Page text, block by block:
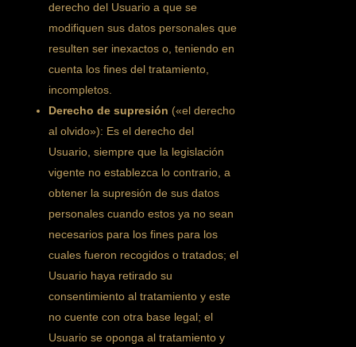
derecho del Usuario a que se
modifiquen sus datos personales que
resulten ser inexactos o, teniendo en
cuenta los fines del tratamiento,
incompletos.
Derecho de supresión («el derecho
al olvido»): Es el derecho del
Usuario, siempre que la legislación
vigente no establezca lo contrario, a
obtener la supresión de sus datos
personales cuando estos ya no sean
necesarios para los fines para los
cuales fueron recogidos o tratados; el
Usuario haya retirado su
consentimiento al tratamiento y este
no cuente con otra base legal; el
Usuario se oponga al tratamiento y